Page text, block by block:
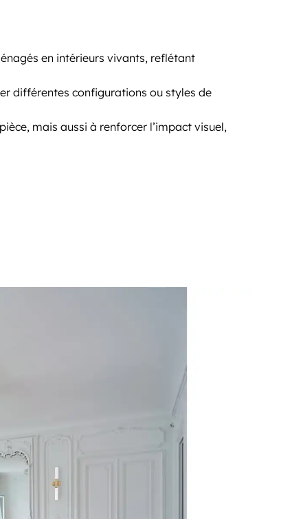
en intérieurs vivants, reflétant
différentes configurations ou styles de
mais aussi à renforcer l’impact visuel,